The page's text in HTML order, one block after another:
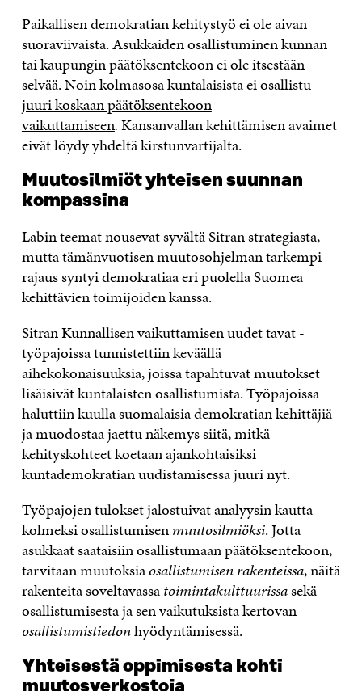
Paikallisen demokratian kehitystyö ei ole aivan
suoraviivaista. Asukkaiden osallistuminen kunnan
tai kaupungin päätöksentekoon ei ole itsestään
selvää.Noin kolmasosa kuntalaisista ei osallistu
juuri koskaan päätöksentekoon
vaikuttamiseen.Kansanvallan kehittämisen avaimet
eivät löydy yhdeltä kirstunvartijalta.
Muutosilmiöt yhteisen suunnan
kompassina
Labin teemat nousevat syvältä Sitran strategiasta,
mutta tämänvuotisen muutosohjelman tarkempi
rajaus syntyi demokratiaa eri puolella Suomea
kehittävien toimijoiden kanssa.
SitranKunnallisen vaikuttamisen uudet tavat-
työpajoissa tunnistettiin keväällä
aihekokonaisuuksia, joissa tapahtuvat muutokset
lisäisivät kuntalaisten osallistumista. Työpajoissa
haluttiin kuulla suomalaisia demokratian kehittäjiä
ja muodostaa jaettu näkemys siitä, mitkä
kehityskohteet koetaan ajankohtaisiksi
kuntademokratian uudistamisessa juuri nyt.
Työpajojen tulokset jalostuivat analyysin kautta
kolmeksi osallistumisenmuutosilmiöksi. Jotta
asukkaat saataisiin osallistumaan päätöksentekoon,
tarvitaan muutoksiaosallistumisen rakenteissa, näitä
rakenteita soveltavassatoimintakulttuurissasekä
osallistumisesta ja sen vaikutuksista kertovan
osallistumistiedonhyödyntämisessä.
Yhteisestä oppimisesta kohti
muutosverkostoja